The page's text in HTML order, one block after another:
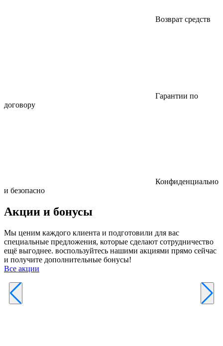
Возврат средств
Гарантии по
договору
Конфиденциально
и безопасно
Акции и бонусы
Мы ценим каждого клиента и подготовили для вас
специальные предложения, которые сделают сотрудничество
ещё выгоднее. воспользуйтесь нашими акциями прямо сейчас
и получите дополнительные бонусы!
Все акции